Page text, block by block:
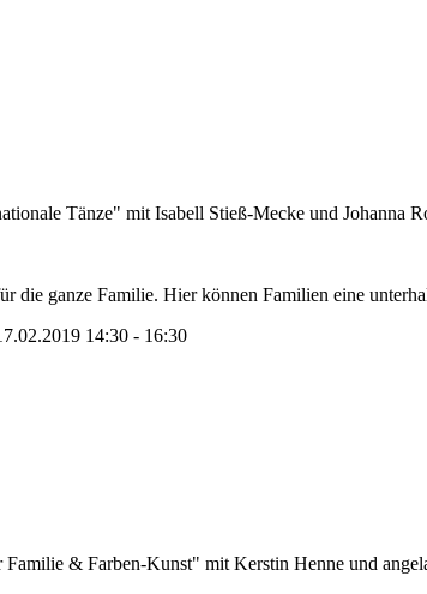
Tänze" mit Isabell Stieß-Mecke und Johanna
ganze Familie. Hier können Familien eine
14:30 - 16:30
& Farben-Kunst" mit Kerstin Henne und